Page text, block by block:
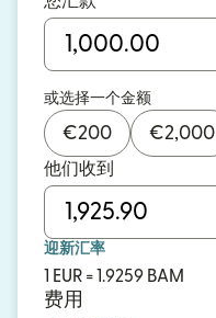
或选择一个金额
€200 €2,000
他们收到
迎新汇率
1 EUR = 1.9259 BAM
费用